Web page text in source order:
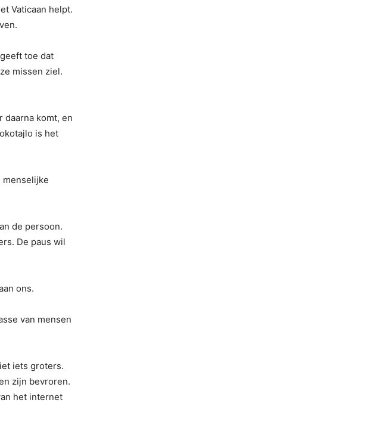
Vaticaan helpt.
toe dat
missen ziel.
daarna komt, en
is het
menselijke
de persoon.
De paus wil
ons.
van mensen
iets groters.
zijn bevroren.
het internet